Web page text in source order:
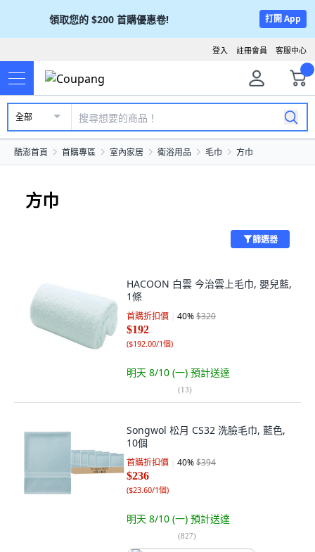
領取您的 $200 首購優惠卷! 打開 App
客服中心
註冊會員
登入
全部
酷澎首頁 首購專區 室內家居 衛浴用品 毛巾 方巾
方巾
篩選器
HACOON 白雲 今治雲上毛巾, 嬰兒藍,
1條
首購折扣價 40%$320
$192
($192.00/1個)
明天 8/10 (一) 預計送達
(13)
Songwol 松月 CS32 洗臉毛巾, 藍色,
10個
首購折扣價 40%$394
$236
($23.60/1個)
明天 8/10 (一) 預計送達
(827)